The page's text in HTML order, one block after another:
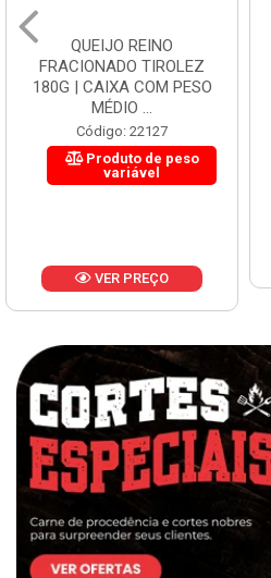
QUEIJO REINO
FRACIONADO TIROLEZ
180G | CAIXA COM PESO
MÉDIO ...
Código: 22127
Produto de peso
variável
VER PREÇO